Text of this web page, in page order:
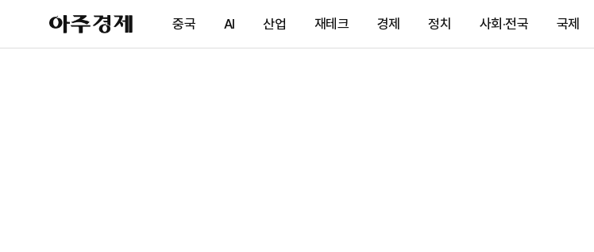
아
주
제
중국 AI 산업 재테크 경제 정치 사회·전국 국제